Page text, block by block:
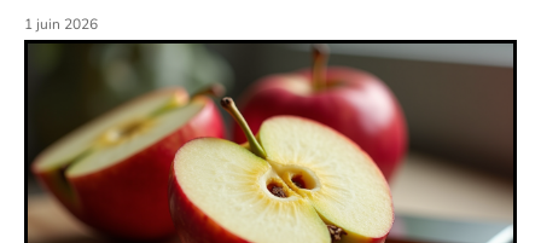
1 juin 2026